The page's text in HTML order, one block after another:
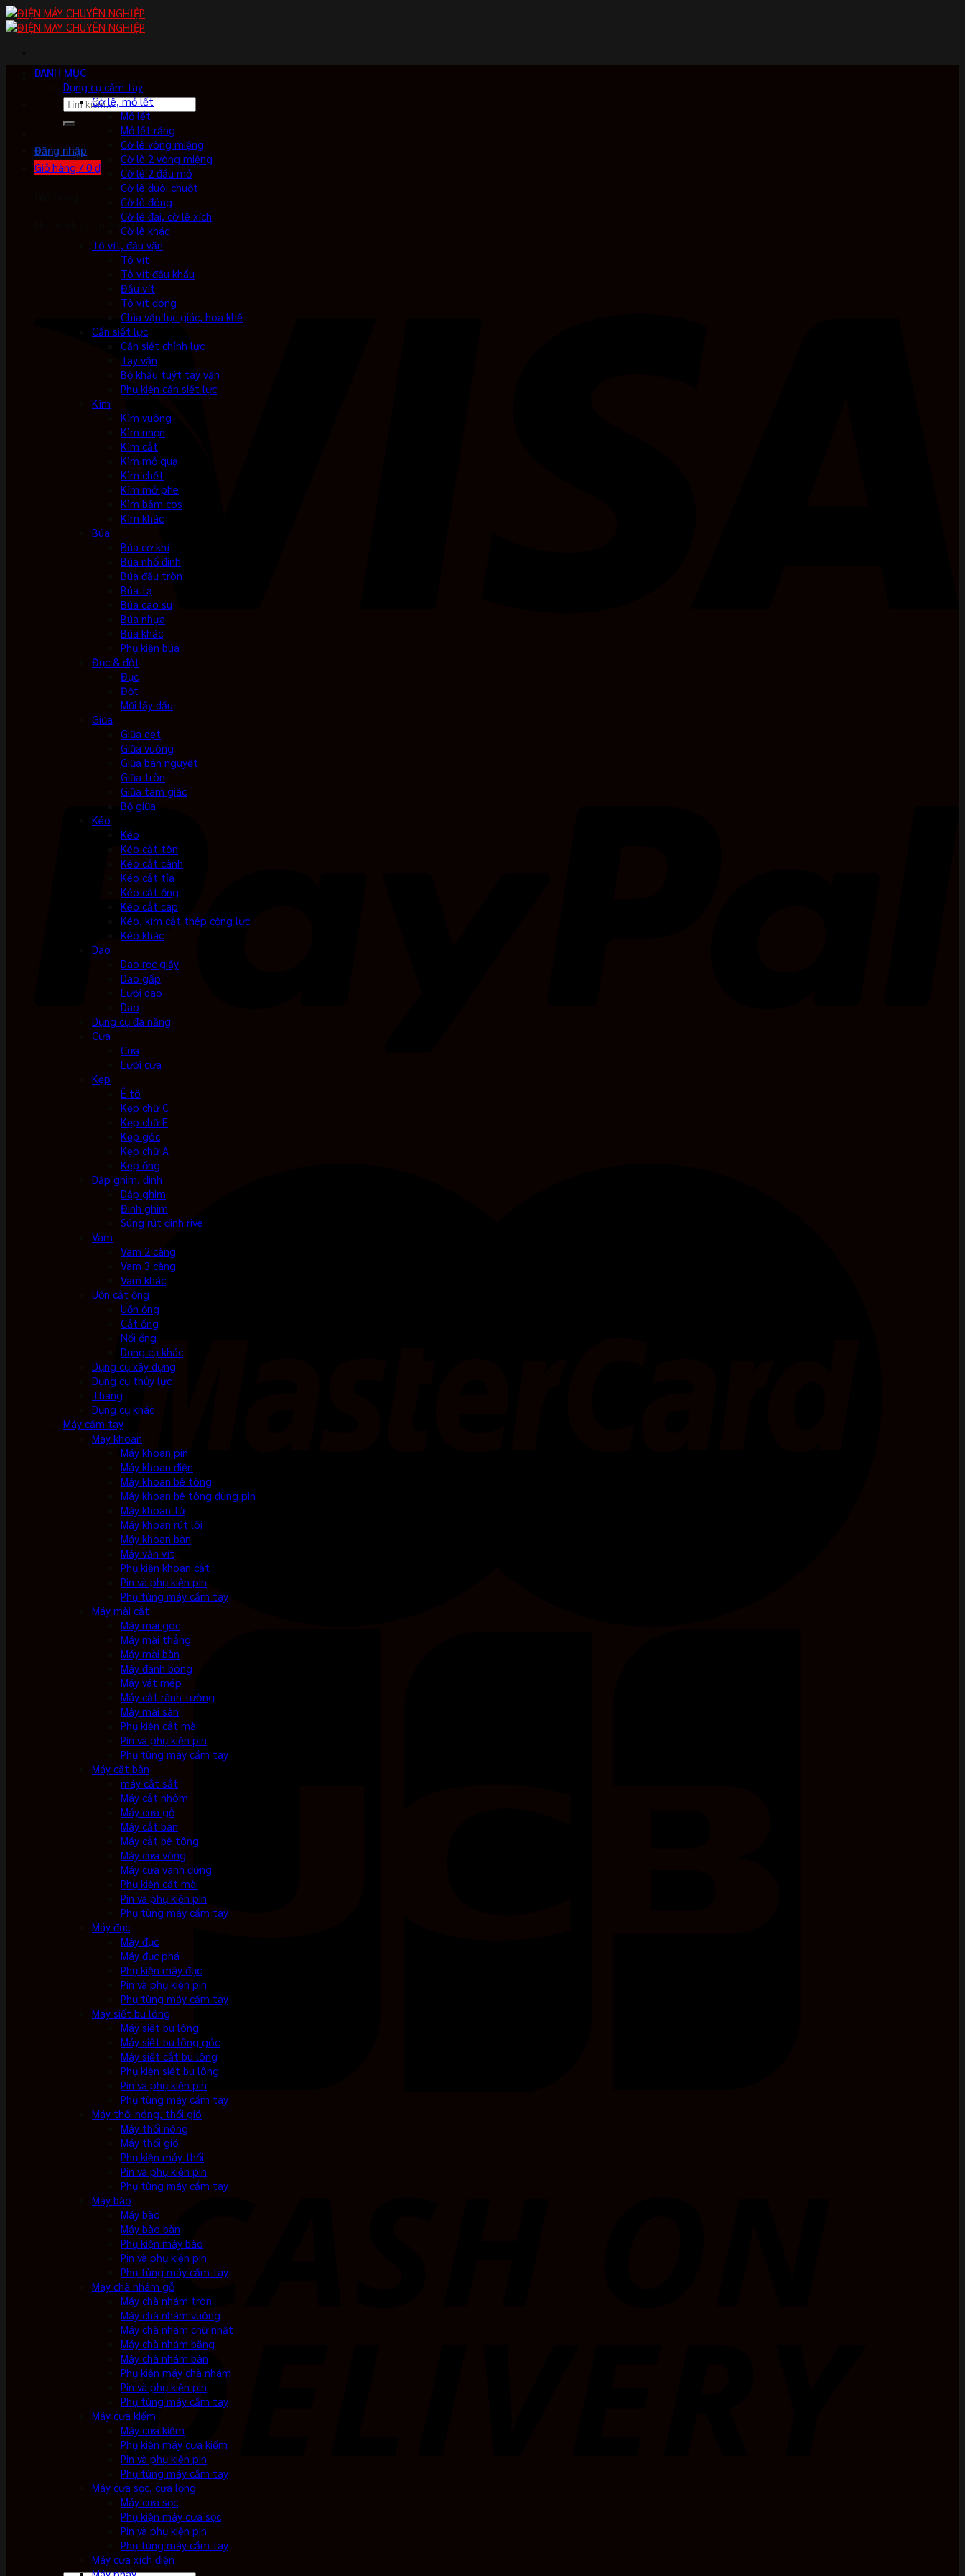
Skip
to
Tìm
kiếm:
Đăng nhập
Giỏ hàng /0 ₫
No products in the cart.
DANH MỤC
Dụng cụ cầm tay
Cờ lê, mỏ lết
Mỏ lết
Mỏ lết răng
Cờ lê vòng miệng
Cờ lê 2 vòng miệng
Cờ lê 2 đầu mở
Cờ lê đuôi chuột
Cờ lê đóng
Cờ lê đai, cờ lê xích
Cờ lê khác
Tô vít, đầu vặn
Tô vít
Tô vít đầu khẩu
Đầu vít
Tô vít đóng
Chìa vặn lục giác, hoa khế
Cần siết lực
Cần siết chỉnh lực
Tay vặn
Bộ khẩu tuýt tay vặn
Phụ kiện cần siết lực
Kìm
Kìm vuông
Kìm nhọn
Kìm cắt
Kìm mỏ quạ
Kìm chết
Kìm mở phe
Kìm bấm cos
Kìm khác
Búa
Búa cơ khí
Búa nhổ đinh
Búa đầu tròn
Búa tạ
Búa cao su
Búa nhựa
Búa khác
Phụ kiện búa
Đục & đột
Đục
Đột
Mũi lấy dấu
Giũa
Giũa dẹt
Giũa vuông
Giũa bán nguyệt
Giũa tròn
Giũa tam giác
Bộ giũa
Kéo
Kéo
Kéo cắt tôn
Kéo cắt cành
Kéo cắt tỉa
Kéo cắt ống
Kéo cắt cáp
Kéo, kìm cắt thép cộng lực
Kéo khác
Dao
Dao rọc giấy
Dao gấp
Lưỡi dao
Dao
Dụng cụ đa năng
Cưa
Cưa
Lưỡi cưa
Kẹp
Ê tô
Kẹp chữ C
Kẹp chữ F
Kẹp góc
Kẹp chữ A
Kẹp ống
Dập ghim, đinh
Dập ghim
Đinh ghim
Súng rút đinh rive
Vam
Vam 2 càng
Vam 3 càng
Vam khác
Uốn cắt ống
Uốn ống
Cắt ống
Nối ống
Dụng cụ khác
Dụng cụ xây dựng
Dụng cụ thủy lực
Thang
Dụng cụ khác
Máy cầm tay
Máy khoan
Máy khoan pin
Máy khoan điện
Máy khoan bê tông
Máy khoan bê tông dùng pin
Máy khoan từ
Máy khoan rút lõi
Máy khoan bàn
Máy vặn vít
Phụ kiện khoan cắt
Pin và phụ kiện pin
Phụ tùng máy cầm tay
Máy mài cắt
Máy mài góc
Máy mài thẳng
Máy mài bàn
Máy đánh bóng
Máy vát mép
Máy cắt rãnh tường
Máy mài sàn
Phụ kiện cắt mài
Pin và phụ kiện pin
Phụ tùng máy cầm tay
Máy cắt bàn
máy cắt sắt
Máy cắt nhôm
Máy cưa gỗ
Máy cắt bàn
Máy cắt bê tông
Máy cưa vòng
Máy cưa vanh đứng
Phụ kiện cắt mài
Pin và phụ kiện pin
Phụ tùng máy cầm tay
Máy đục
Máy đục
Máy đục phá
Phụ kiện máy đục
Pin và phụ kiện pin
Phụ tùng máy cầm tay
Máy siết bu lông
Máy siết bu lông
Máy siết bu lông góc
Máy siết cắt bu lông
Phụ kiện siết bu lông
Pin và phụ kiện pin
Phụ tùng máy cầm tay
Máy thổi nóng, thổi gió
Máy thổi nóng
Máy thổi gió
Phụ kiện máy thổi
Pin và phụ kiện pin
Phụ tùng máy cầm tay
Máy bào
Máy bào
Máy bào bàn
Phụ kiện máy bào
Pin và phụ kiện pin
Phụ tùng máy cầm tay
Máy chà nhám gỗ
Máy chà nhám tròn
Máy chà nhám vuông
Máy chà nhám chữ nhật
Máy chà nhám băng
Máy chà nhám bàn
Phụ kiện máy chà nhám
Pin và phụ kiện pin
Phụ tùng máy cầm tay
Máy cưa kiếm
Máy cưa kiếm
Phụ kiện máy cưa kiếm
Pin và phụ kiện pin
Phụ tùng máy cầm tay
Máy cưa sọc, cưa lọng
Máy cưa sọc
Phụ kiện máy cưa sọc
Pin và phụ kiện pin
Phụ tùng máy cầm tay
Máy cưa xích điện